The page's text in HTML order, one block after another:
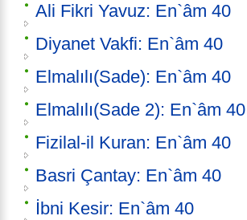
Ali Fikri Yavuz: En`âm 40
Diyanet Vakfi: En`âm 40
Elmalılı(Sade): En`âm 40
Elmalılı(Sade 2): En`âm 40
Fizilal-il Kuran: En`âm 40
Basri Çantay: En`âm 40
İbni Kesir: En`âm 40